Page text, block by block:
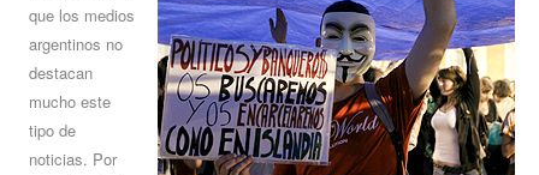
que los medios
argentinos no
destacan
mucho este
tipo de
noticias. Por